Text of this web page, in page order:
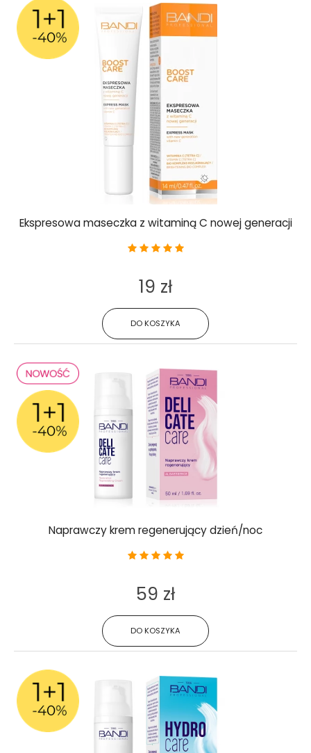
Ekspresowa maseczka z witaminą C nowej generacji
DO KOSZYKA
19 zł
Naprawczy krem regenerujący dzień/noc
DO KOSZYKA
59 zł